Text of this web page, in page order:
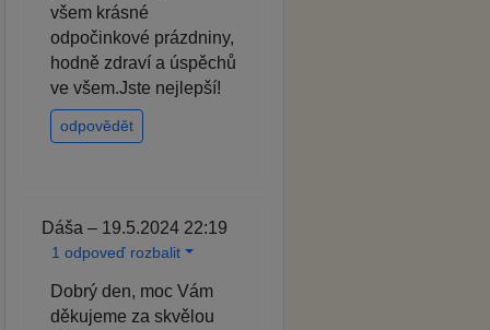
všem krásné
odpočinkové prázdniny,
hodně zdraví a úspěchů
ve všem.Jste nejlepší!
odpovědět
Dáša – 19.5.2024 22:19
1 odpoveď rozbalit
Dobrý den, moc Vám
děkujeme za skvělou